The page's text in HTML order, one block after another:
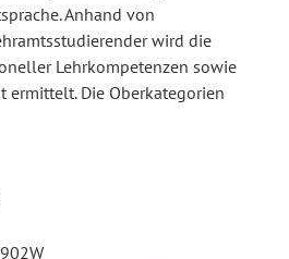
Anhand von
wird die
Lehrkompetenzen sowie
ermittelt. Die Oberkategorien